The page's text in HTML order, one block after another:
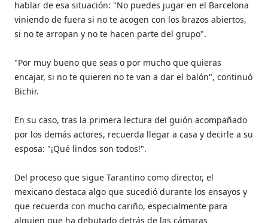
hablar de esa situación: "No puedes jugar en el Barcelona
viniendo de fuera si no te acogen con los brazos abiertos,
si no te arropan y no te hacen parte del grupo".
"Por muy bueno que seas o por mucho que quieras
encajar, si no te quieren no te van a dar el balón", continuó
Bichir.
En su caso, tras la primera lectura del guión acompañado
por los demás actores, recuerda llegar a casa y decirle a su
esposa: "¡Qué lindos son todos!".
Del proceso que sigue Tarantino como director, el
mexicano destaca algo que sucedió durante los ensayos y
que recuerda con mucho cariño, especialmente para
alguien que ha debutado detrás de las cámaras